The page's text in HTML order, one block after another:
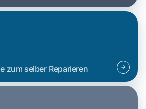
zum selber Reparieren